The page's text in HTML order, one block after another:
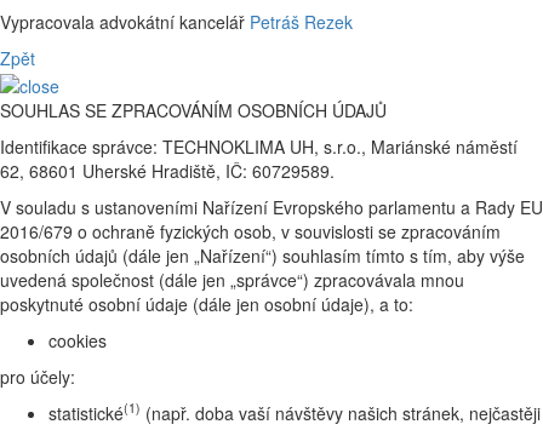
Vypracovala advokátní kancelář Petráš Rezek
Zpět
SOUHLAS SE ZPRACOVÁNÍM OSOBNÍCH ÚDAJŮ
Identifikace správce: TECHNOKLIMA UH, s.r.o., Mariánské náměstí
62, 68601 Uherské Hradiště, IČ: 60729589.
V souladu s ustanoveními Nařízení Evropského parlamentu a Rady EU
2016/679 o ochraně fyzických osob, v souvislosti se zpracováním
osobních údajů (dále jen „Nařízení“) souhlasím tímto s tím, aby výše
uvedená společnost (dále jen „správce“) zpracovávala mnou
poskytnuté osobní údaje (dále jen osobní údaje), a to:
cookies
pro účely:
statistické(1) (např. doba vaší návštěvy našich stránek, nejčastěji